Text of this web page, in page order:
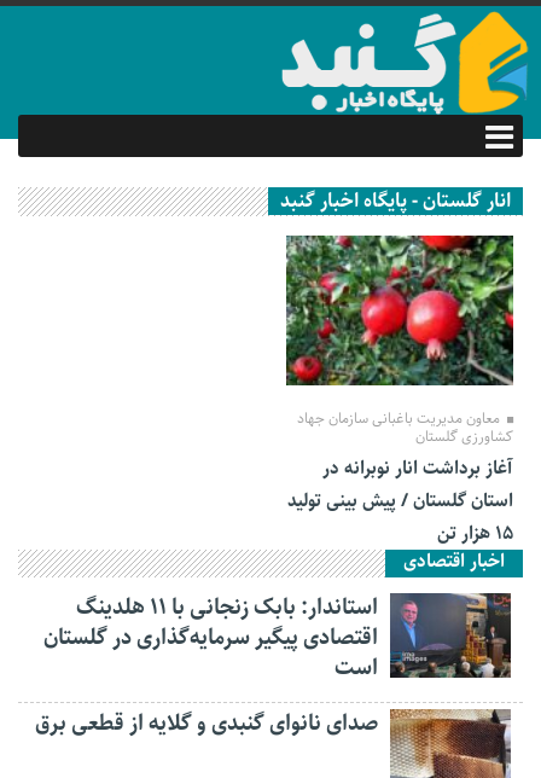
انار گلستان - پایگاه اخبار گنبد
06 مهر 1401
معاون مدیریت باغبانی سازمان جهاد
کشاورزی گلستان
آغاز برداشت انار نوبرانه در
استان گلستان / پیش بینی تولید
۱۵ هزار تن
اخبار اقتصادی
استاندار: بابک زنجانی با ۱۱ هلدینگ
اقتصادی پیگیر سرمایه‌گذاری در گلستان
است
صدای نانوای گنبدی و گلایه از قطعی برق